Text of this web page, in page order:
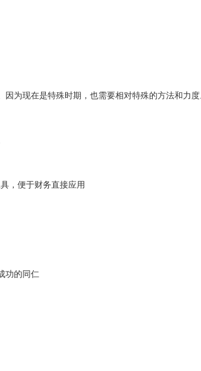
为现在是特殊时期，也需要相对特殊的方法和力
，便于财务直接应用
功的同仁